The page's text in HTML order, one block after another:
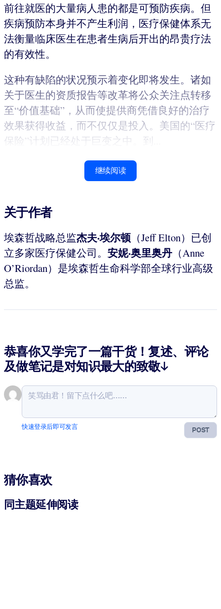
前往就医的大量病人患的都是可预防疾病。但
疾病预防本身并不产生利润，医疗保健体系无
法衡量临床医生在患者生病后开出的昂贵疗法
的有效性。
这种有缺陷的状况预示着变化即将发生。诸如
关于医生的资质报告等改革将公众关注点转移
至“价值基础”，从而使提供商凭借良好的治疗
效果获得收益，而不仅仅是投入。美国的“医疗
保险”计划已经处于巨变之中。到...
继续阅读
关于作者
埃森哲战略总监杰夫·埃尔顿 （Jeff Elton）已创
立多家医疗保健公司。 安妮·奥里奥丹 （Anne
O’Riordan）是埃森哲生命科学部全球行业高级
总监。
恭喜你又学完了一篇干货！复述、评论
及做笔记是对知识最大的致敬↓
POST
快速登录后即可发言
猜你喜欢
同主题延伸阅读